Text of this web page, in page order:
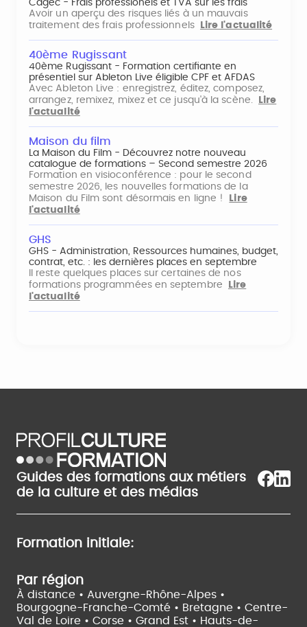
Cagec - Frais professionels et TVA sur les frais
Avoir un aperçu des risques liés à un mauvais
traitement des frais professionnels
Lire l'actualité
40ème Rugissant
40ème Rugissant - Formation certifiante en
présentiel sur Ableton Live éligible CPF et AFDAS
Avec Ableton Live : enregistrez, éditez, composez,
arrangez, remixez, mixez et ce jusqu'à la scène.
Lire
l'actualité
Maison du film
La Maison du Film - Découvrez notre nouveau
catalogue de formations – Second semestre 2026
Formation en visioconférence : pour le second
semestre 2026, les nouvelles formations de la
Maison du Film sont désormais en ligne !
Lire
l'actualité
GHS
GHS - Administration, Ressources humaines, budget,
contrat, etc. : les dernières places en septembre
Il reste quelques places sur certaines de nos
formations programmées en septembre
Lire
l'actualité
Guides des formations aux métiers
de la culture et des médias
Formation initiale:
Par région
À distance • Auvergne-Rhône-Alpes •
Bourgogne-Franche-Comté • Bretagne • Centre-
Val de Loire • Corse • Grand Est • Hauts-de-